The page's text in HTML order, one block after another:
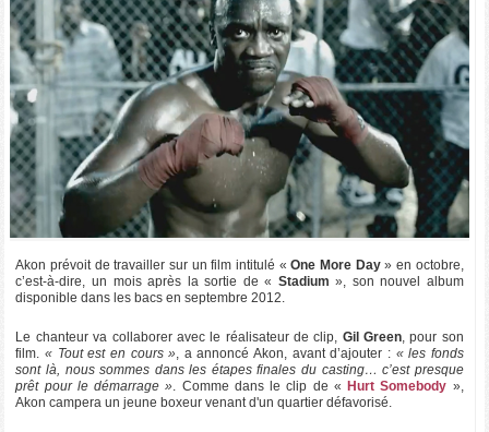
Akon prévoit de travailler sur un film intitulé «One More Day» en octobre,
c’est-à-dire, un mois après la sortie de « Stadium », son nouvel album
disponible dans les bacs en septembre 2012.
Le chanteur va collaborer avec le réalisateur de clip, Gil Green , pour son
film.« Tout est en cours » , a annoncé Akon, avant d’ajouter : « les fonds
sont là, nous sommes dans les étapes finales du casting… c’est presque
prêt pour le démarrage » . Comme dans le clip de «Hurt Somebody »,
Akon campera un jeune boxeur venant d'un quartier défavorisé.